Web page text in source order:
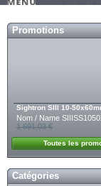
Promotions
Sightron SIII 10-
Nom / Name
1 691,03 €
Toutes les
Catégories